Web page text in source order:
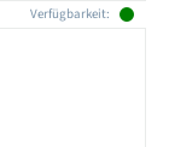
Verfügbarkeit: